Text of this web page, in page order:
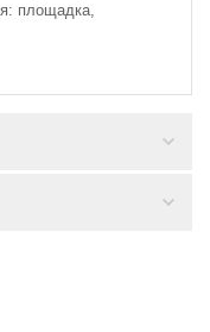
площадка,